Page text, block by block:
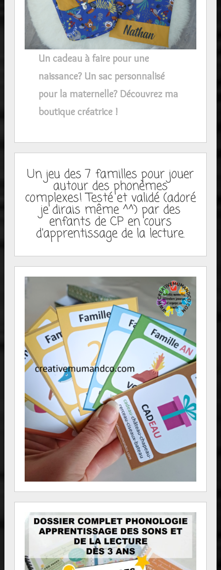
Un cadeau à faire pour une
naissance? Un sac personnalisé
pour la maternelle? Découvrez ma
boutique créatrice !
Un jeu des 7 familles pour jouer
autour des phonèmes
complexes! Testé et validé (adoré
je dirais même ^^) par des
enfants de CP en cours
d'apprentissage de la lecture.